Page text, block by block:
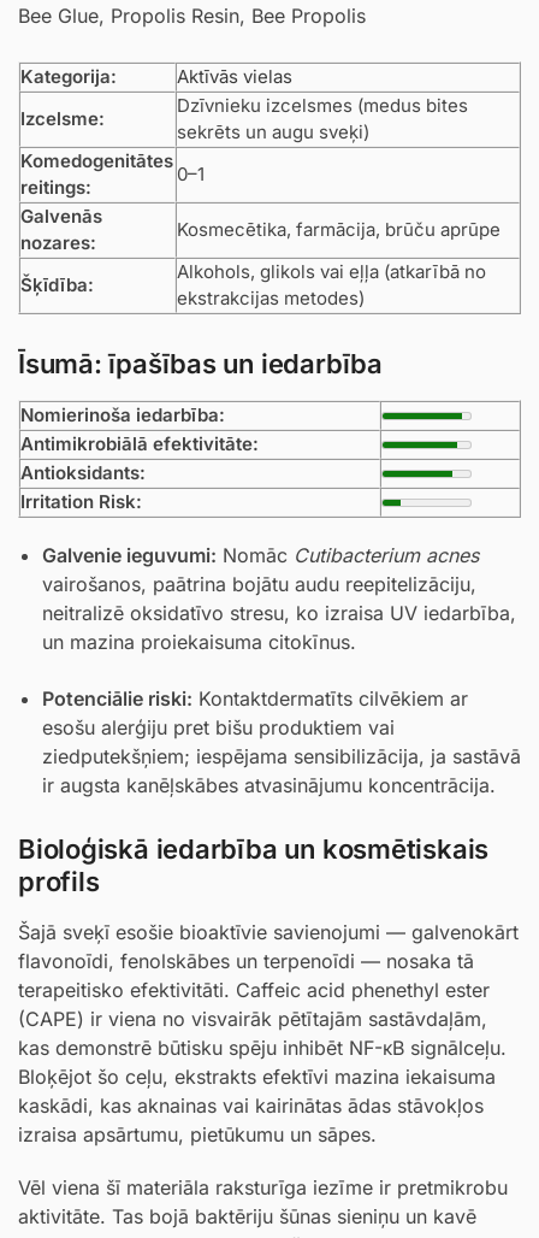
Bee Glue, Propolis Resin, Bee Propolis
Kategorija:
Aktīvās vielas
Izcelsme:
Dzīvnieku izcelsmes (medus bites
sekrēts un augu sveķi)
Komedogenitātes
reitings:
0–1
Galvenās
nozares:
Kosmecētika, farmācija, brūču aprūpe
Šķīdība:
Alkohols, glikols vai eļļa (atkarībā no
ekstrakcijas metodes)
Īsumā: īpašības un iedarbība
Nomierinoša iedarbība:
Antimikrobiālā efektivitāte:
Antioksidants:
Irritation Risk:
Galvenie ieguvumi: Nomāc Cutibacterium acnes
vairošanos, paātrina bojātu audu reepitelizāciju,
neitralizē oksidatīvo stresu, ko izraisa UV iedarbība,
un mazina proiekaisuma citokīnus.
Potenciālie riski: Kontaktdermatīts cilvēkiem ar
esošu alerģiju pret bišu produktiem vai
ziedputekšņiem; iespējama sensibilizācija, ja sastāvā
ir augsta kanēļskābes atvasinājumu koncentrācija.
Bioloģiskā iedarbība un kosmētiskais
profils
Šajā sveķī esošie bioaktīvie savienojumi — galvenokārt
flavonoīdi, fenolskābes un terpenoīdi — nosaka tā
terapeitisko efektivitāti. Caffeic acid phenethyl ester
(CAPE) ir viena no visvairāk pētītajām sastāvdaļām,
kas demonstrē būtisku spēju inhibēt NF-κB signālceļu.
Bloķējot šo ceļu, ekstrakts efektīvi mazina iekaisuma
kaskādi, kas aknainas vai kairinātas ādas stāvokļos
izraisa apsārtumu, pietūkumu un sāpes.
Vēl viena šī materiāla raksturīga iezīme ir pretmikrobu
aktivitāte. Tas bojā baktēriju šūnas sieniņu un kavē